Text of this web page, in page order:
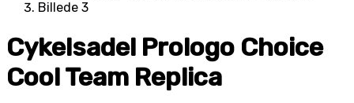
Cykelsadel Prologo Choice
Cool Team Replica